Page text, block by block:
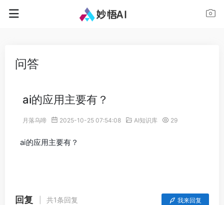
问答
ai的应用主要有？
月落乌啼 2025-10-25 07:54:08 AI知识库 29
ai的应用主要有？
回复 共1条回复 我来回复